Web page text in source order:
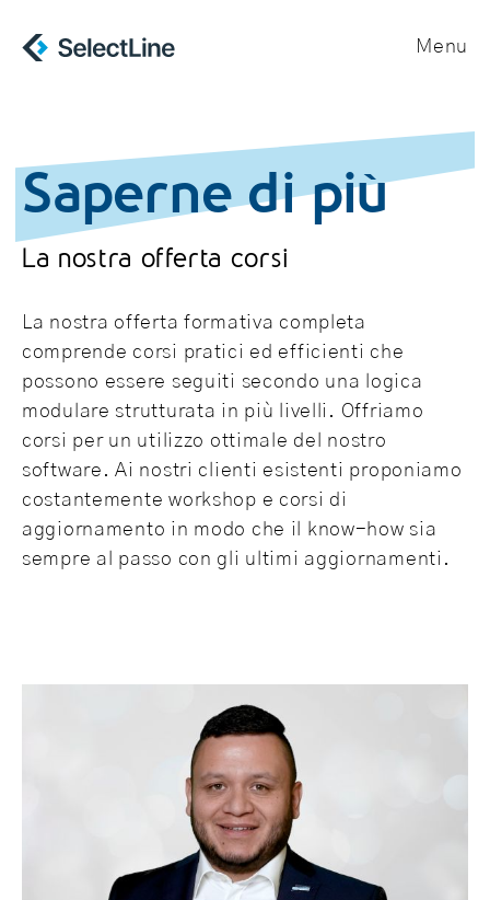
Menu
Saperne di più
La nostra offerta corsi
La nostra offerta formativa completa
comprende corsi pratici ed efficienti che
possono essere seguiti secondo una logica
modulare strutturata in più livelli. Offriamo
corsi per un utilizzo ottimale del nostro
software. Ai nostri clienti esistenti proponiamo
costantemente workshop e corsi di
aggiornamento in modo che il know-how sia
sempre al passo con gli ultimi aggiornamenti.